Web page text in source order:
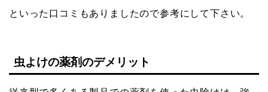
といった口コミもありましたので参考にして下さい。
虫よけの薬剤のデメリット